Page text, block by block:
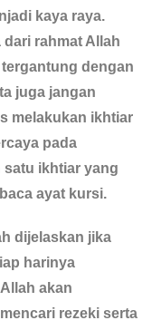
kaya raya.
rahmat Allah
dengan
juga jangan
melakukan ikhtiar
pada
satu ikhtiar yang
ayat kursi.
dijelaskan jika
harinya
akan
rezeki serta